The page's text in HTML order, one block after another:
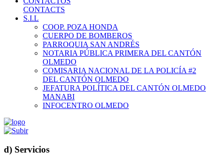
CONTACTS
S.I.L
COOP. POZA HONDA
CUERPO DE BOMBEROS
PARROQUIA SAN ANDRÉS
NOTARIA PÚBLICA PRIMERA DEL CANTÓN
OLMEDO
COMISARIA NACIONAL DE LA POLICÍA #2
DEL CANTÓN OLMEDO
JEFATURA POLÍTICA DEL CANTÓN OLMEDO
MANABI
INFOCENTRO OLMEDO
d) Servicios